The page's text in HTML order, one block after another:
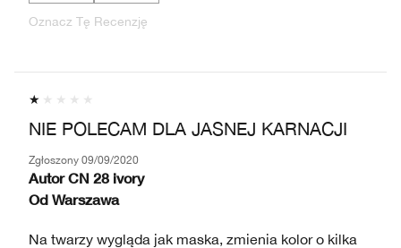
Oznacz Tę Recenzję
NIE POLECAM DLA JASNEJ KARNACJI
Zgłoszony 09/09/2020
Autor CN 28 ivory
Od Warszawa
Na twarzy wygląda jak maska, zmienia kolor o kilka